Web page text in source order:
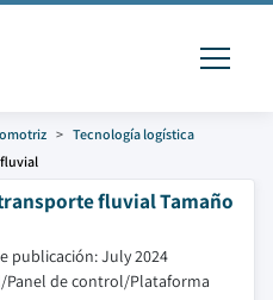
Tecnología logística
fluvial Tamaño
publicación: July 2024
Panel de control/Plataforma